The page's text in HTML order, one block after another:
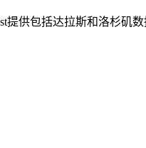
供包括达拉斯和洛杉矶数